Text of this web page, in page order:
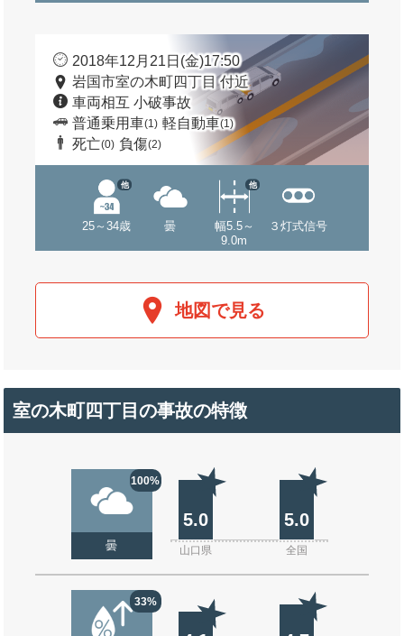
2018年12月21日(金)17:50
岩国市室の木町四丁目 付近
車両相互 小破事故
普通乗用車(1) 軽自動車(1)
死亡(0) 負傷(2)
25～34歳
他
曇
幅5.5～
9.0m
他
３灯式信号
地図で見る
室の木町四丁目の事故の特徴
100%
曇
5.0 5.0
山口県 全国
33%